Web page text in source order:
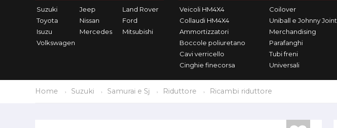
Suzuki Jeep
Land Rover
Toyota
Nissan
Ford
Isuzu
Mercedes
Mitsubishi
Volkswagen
Veicoli HM4X4
Collaudi HM4X4
Ammortizzatori
Boccole poliuretano
Cavi verricello
Cinghie finecorsa
Coilover
Uniball e Johnny Joint
Merchandising
Parafanghi
Tubi freni
Universali
Home Suzuki Samurai e Sj Riduttore Ricambi riduttore